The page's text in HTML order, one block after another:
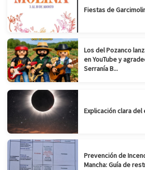
Fiestas de
Los del Pozanco
en YouTube y
Serranía B...
Explicación clara
Prevención de
Mancha: Guía de